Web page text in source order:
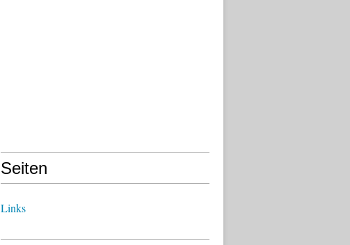
Seiten
Links